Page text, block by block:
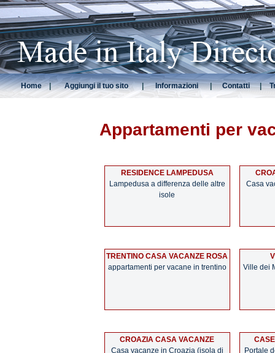
Home | Aggiungi il tuo sito | Informazioni | Contatti |
Appartamenti per
RESIDENCE LAMPEDUSA
Lampedusa a differenza delle altre
isole
Casa
TRENTINO CASA VACANZE ROSA
appartamenti per vacane in trentino
Ville dei
CROAZIA CASA VACANZE
Casa vacanze in Croazia (isola di
Portale